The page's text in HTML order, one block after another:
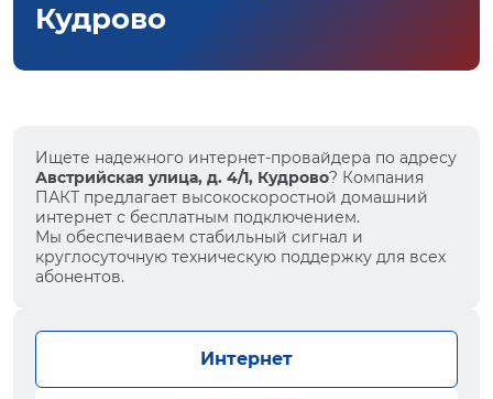
Кудрово
Ищете надежного интернет-провайдера по адресу
Австрийская улица, д. 4/1, Кудрово? Компания
ПАКТ предлагает высокоскоростной домашний
интернет с бесплатным подключением.
Мы обеспечиваем стабильный сигнал и
круглосуточную техническую поддержку для всех
абонентов.
Интернет